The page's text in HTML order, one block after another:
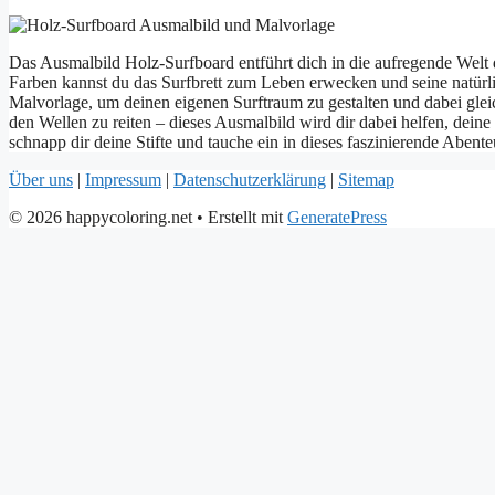
Das Ausmalbild Holz-Surfboard entführt dich in die aufregende
Farben kannst du das Surfbrett zum Leben erwecken und seine
Malvorlage, um deinen eigenen Surftraum zu gestalten und dabei
den Wellen zu reiten – dieses Ausmalbild wird dir dabei helfen,
schnapp dir deine Stifte und tauche ein in dieses faszinierende
Über uns | Impressum | Datenschutzerklärung | Sitemap
© 2026 happycoloring.net • Erstellt mit GeneratePress